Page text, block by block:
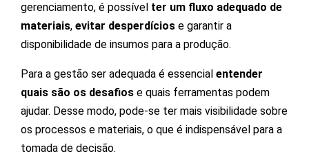
gerenciamento, é possível ter um fluxo adequado de
materiais, evitar desperdícios e garantir a
disponibilidade de insumos para a produção.
Para a gestão ser adequada é essencial entender
quais são os desafios e quais ferramentas podem
ajudar. Desse modo, pode-se ter mais visibilidade sobre
os processos e materiais, o que é indispensável para a
tomada de decisão.